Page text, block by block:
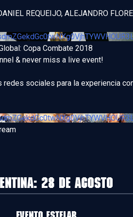
REQUEIJO, ALEJANDRO
Copa Combate 2018
& never miss a live event!
redes sociales para la experiencia
28 de Agosto